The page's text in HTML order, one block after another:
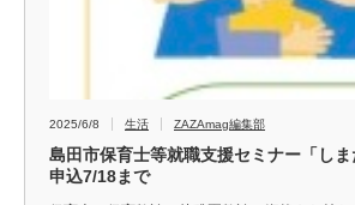
2025/6/8 生活 ZAZAmag編集部
島田市保育士等就職支援セミナー「し
申込7/18まで